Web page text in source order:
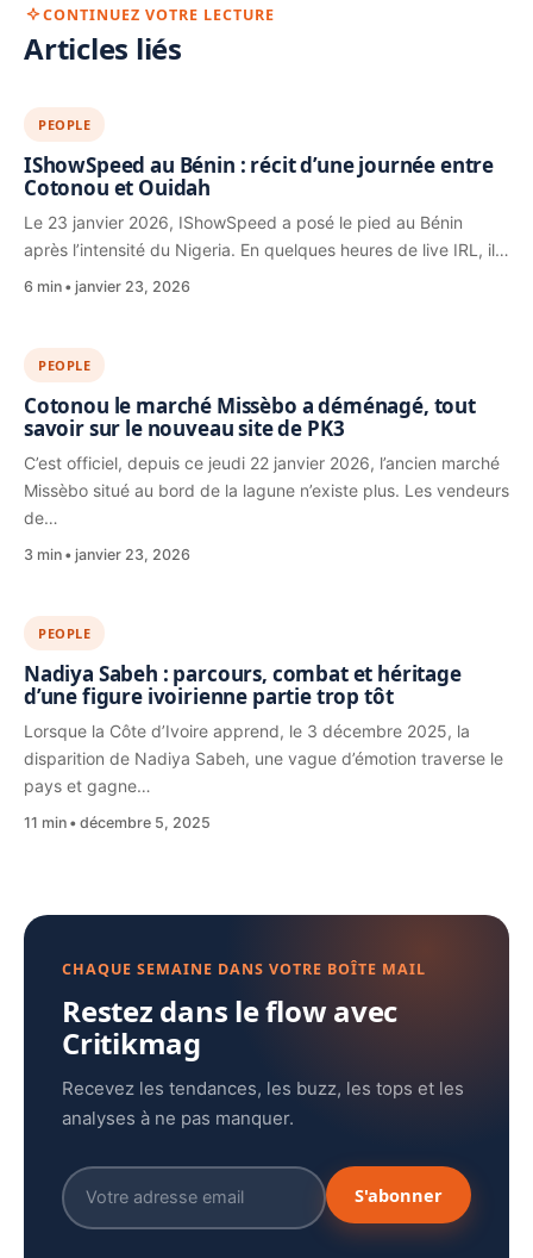
CONTINUEZ VOTRE LECTURE
Articles liés
PEOPLE
IShowSpeed au Bénin : récit d’une journée entre
Cotonou et Ouidah
Le 23 janvier 2026, IShowSpeed a posé le pied au Bénin
après l’intensité du Nigeria. En quelques heures de live IRL, il…
6 min janvier 23, 2026
PEOPLE
Cotonou le marché Missèbo a déménagé, tout
savoir sur le nouveau site de PK3
C’est officiel, depuis ce jeudi 22 janvier 2026, l’ancien marché
Missèbo situé au bord de la lagune n’existe plus. Les vendeurs
de…
3 min janvier 23, 2026
PEOPLE
Nadiya Sabeh : parcours, combat et héritage
d’une figure ivoirienne partie trop tôt
Lorsque la Côte d’Ivoire apprend, le 3 décembre 2025, la
disparition de Nadiya Sabeh, une vague d’émotion traverse le
pays et gagne…
11 min décembre 5, 2025
CHAQUE SEMAINE DANS VOTRE BOÎTE MAIL
Restez dans le flow avec
Critikmag
Recevez les tendances, les buzz, les tops et les
analyses à ne pas manquer.
S'abonner